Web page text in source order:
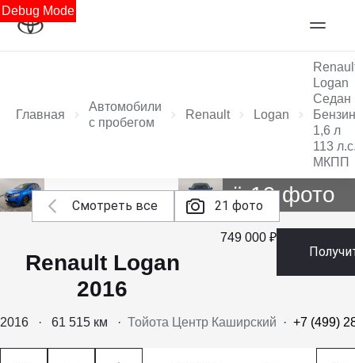
Debug Mode
Главная
Автомобили
с пробегом
Renault Logan
Logan
Седан
Бензин
1,6 л
113
МКПП
Смотреть все 21 фото
Ещё 19 фото
Renault Logan
2016
749 000 ₽
2016 · 61 515 км · Тойота Центр Каширский · +7 (499)